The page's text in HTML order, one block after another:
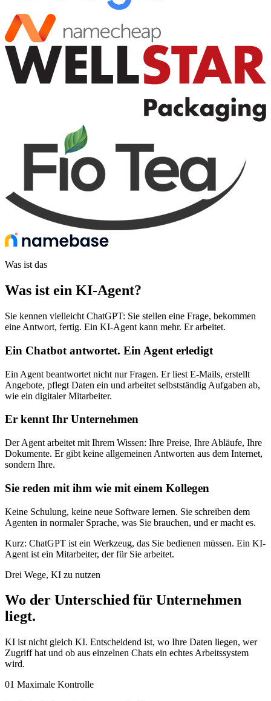
Was ist das
Was ist ein KI-Agent?
Sie kennen vielleicht ChatGPT: Sie stellen eine Frage, bekommen
eine Antwort, fertig. Ein KI-Agent kann mehr. Er arbeitet.
Ein Chatbot antwortet. Ein Agent erledigt
Ein Agent beantwortet nicht nur Fragen. Er liest E-Mails, erstellt
Angebote, pflegt Daten ein und arbeitet selbstständig Aufgaben ab,
wie ein digitaler Mitarbeiter.
Er kennt Ihr Unternehmen
Der Agent arbeitet mit Ihrem Wissen: Ihre Preise, Ihre Abläufe, Ihre
Dokumente. Er gibt keine allgemeinen Antworten aus dem Internet,
sondern Ihre.
Sie reden mit ihm wie mit einem Kollegen
Keine Schulung, keine neue Software lernen. Sie schreiben dem
Agenten in normaler Sprache, was Sie brauchen, und er macht es.
Kurz: ChatGPT ist ein Werkzeug, das Sie bedienen müssen. Ein KI-
Agent ist ein Mitarbeiter, der für Sie arbeitet.
Drei Wege, KI zu nutzen
Wo der Unterschied für Unternehmen
liegt.
KI ist nicht gleich KI. Entscheidend ist, wo Ihre Daten liegen, wer
Zugriff hat und ob aus einzelnen Chats ein echtes Arbeitssystem
wird.
01 Maximale Kontrolle